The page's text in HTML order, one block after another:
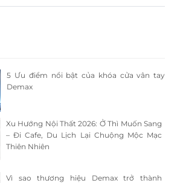
5 Ưu điểm nổi bật của khóa cửa vân tay
Demax
Xu Hướng Nội Thất 2026: Ở Thì Muốn Sang
– Đi Cafe, Du Lịch Lại Chuộng Mộc Mạc
Thiên Nhiên
Vì sao thương hiệu Demax trở thành